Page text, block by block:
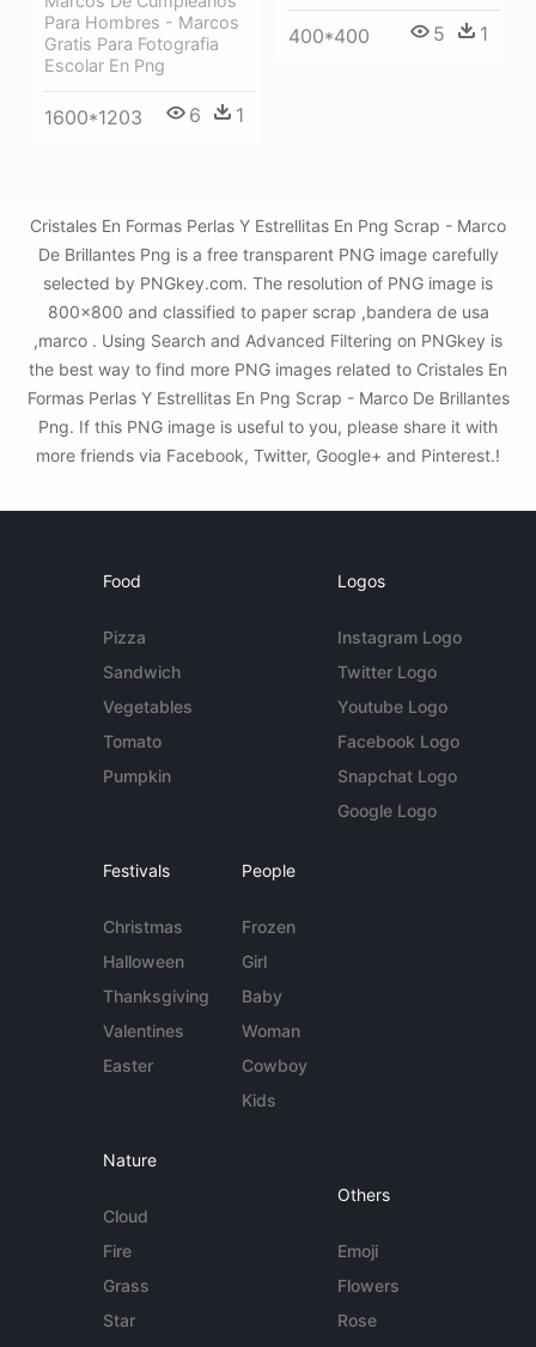
400*400 5 1
Para Hombres - Marcos
Gratis Para Fotografia
Escolar En Png
1600*1203 6 1
Cristales En Formas Perlas Y Estrellitas En Png Scrap - Marco
De Brillantes Png is a free transparent PNG image carefully
selected by PNGkey.com. The resolution of PNG image is
800x800 and classified to paper scrap ,bandera de usa
,marco . Using Search and Advanced Filtering on PNGkey is
the best way to find more PNG images related to Cristales En
Formas Perlas Y Estrellitas En Png Scrap - Marco De Brillantes
Png. If this PNG image is useful to you, please share it with
more friends via Facebook, Twitter, Google+ and Pinterest.!
Food
Pizza
Sandwich
Vegetables
Tomato
Pumpkin
Logos
Instagram Logo
Twitter Logo
Youtube Logo
Facebook Logo
Snapchat Logo
Google Logo
Festivals
Christmas
Halloween
Thanksgiving
Valentines
Easter
People
Frozen
Girl
Baby
Woman
Cowboy
Kids
Nature
Cloud
Fire
Grass
Star
Others
Emoji
Flowers
Rose